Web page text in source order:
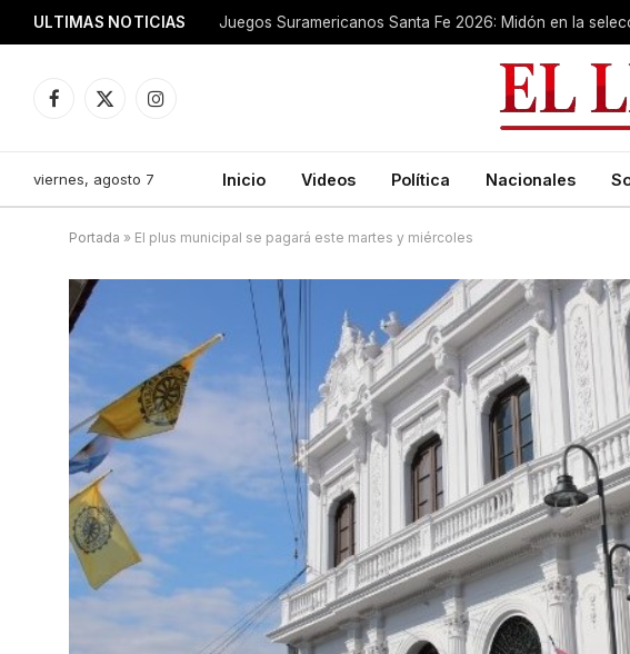
ULTIMAS NOTICIAS Juegos Suramericanos Santa Fe 2026: Midón en la
Facebook
X
Instagram
viernes, agosto 7 Inicio Videos Política Nacionales
Portada » El plus municipal se pagará este martes y miércoles